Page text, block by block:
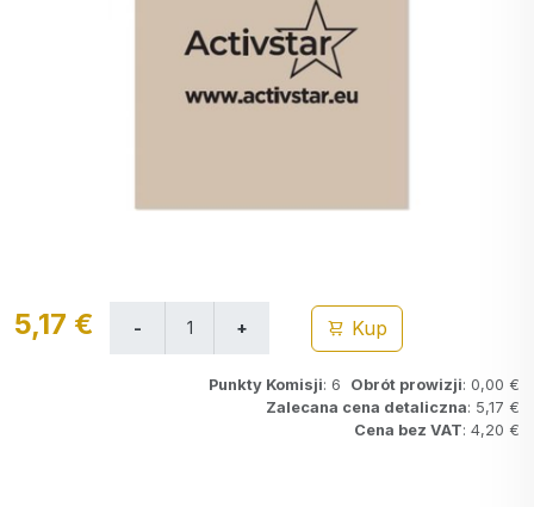
5,17 € Kup
Punkty Komisji: 6 Obrót prowizji: 0,00 €
Zalecana cena detaliczna: 5,17 €
Cena bez VAT: 4,20 €